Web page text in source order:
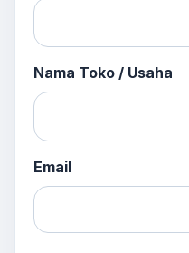
Nama Toko / Usaha
Email